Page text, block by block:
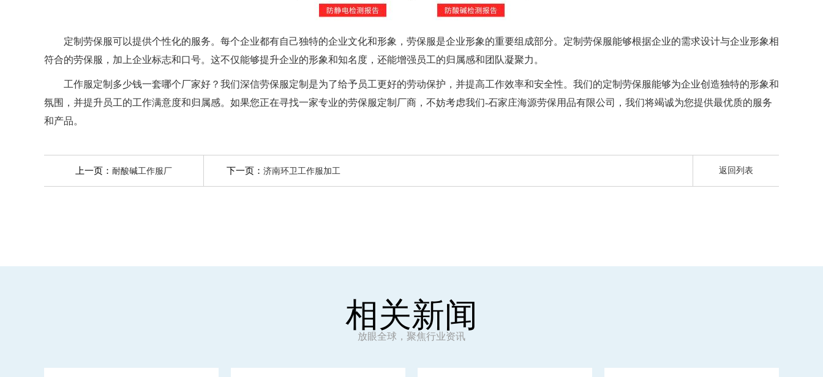
定制劳保服可以提供个性化的服务。每个企业都有自己独特的企业文化和形象，劳保服是企业形象的重要组成部分。定制劳保服能够根据企业的需求设计与企业形象相
符合的劳保服，加上企业标志和口号。这不仅能够提升企业的形象和知名度，还能增强员工的归属感和团队凝聚力。
工作服定制多少钱一套哪个厂家好？我们深信劳保服定制是为了给予员工更好的劳动保护，并提高工作效率和安全性。我们的定制劳保服能够为企业创造独特的形象和
氛围，并提升员工的工作满意度和归属感。如果您正在寻找一家专业的劳保服定制厂商，不妨考虑我们-石家庄海源劳保用品有限公司，我们将竭诚为您提供最优质的服务
和产品。
上一页： 耐酸碱工作服厂 下一页： 济南环卫工作服加工 返回列表
相关新闻
放眼全球，聚焦行业资讯